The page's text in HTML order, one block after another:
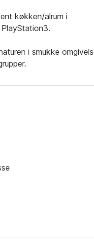
køkken/alrum i
i smukke